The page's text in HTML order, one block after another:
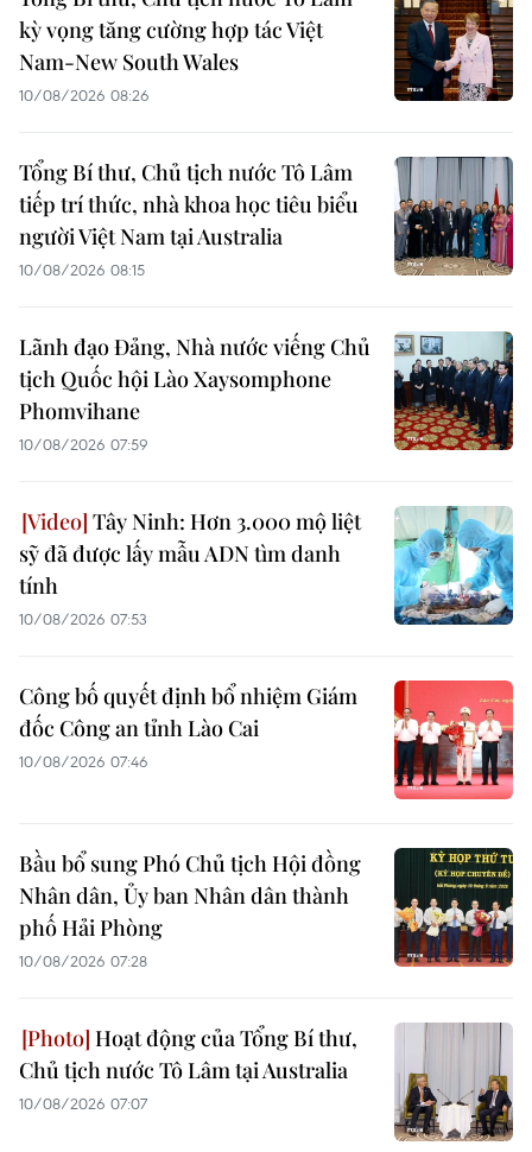
kỳ vọng tăng cường hợp tác Việt
Nam-New South Wales
10/08/2026 08:26
Tổng Bí thư, Chủ tịch nước Tô Lâm
tiếp trí thức, nhà khoa học tiêu biểu
người Việt Nam tại Australia
10/08/2026 08:15
Lãnh đạo Đảng, Nhà nước viếng Chủ
tịch Quốc hội Lào Xaysomphone
Phomvihane
10/08/2026 07:59
Tây Ninh: Hơn 3.000 mộ liệt
sỹ đã được lấy mẫu ADN tìm danh
tính
10/08/2026 07:53
Công bố quyết định bổ nhiệm Giám
đốc Công an tỉnh Lào Cai
10/08/2026 07:46
Bầu bổ sung Phó Chủ tịch Hội đồng
Nhân dân, Ủy ban Nhân dân thành
phố Hải Phòng
10/08/2026 07:28
Hoạt động của Tổng Bí thư,
Chủ tịch nước Tô Lâm tại Australia
10/08/2026 07:07